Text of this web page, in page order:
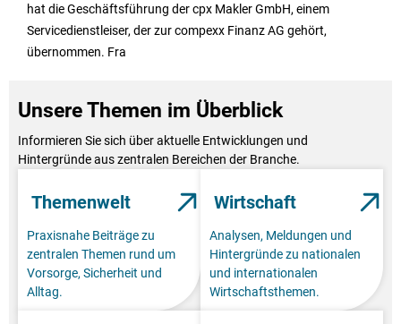
hat die Geschäftsführung der cpx Makler GmbH, einem
Servicedienstleiser, der zur compexx Finanz AG gehört,
übernommen. Fra
Unsere Themen im Überblick
Informieren Sie sich über aktuelle Entwicklungen und
Hintergründe aus zentralen Bereichen der Branche.
Themenwelt
Praxisnahe Beiträge zu
zentralen Themen rund um
Vorsorge, Sicherheit und
Alltag.
Wirtschaft
Analysen, Meldungen und
Hintergründe zu nationalen
und internationalen
Wirtschaftsthemen.